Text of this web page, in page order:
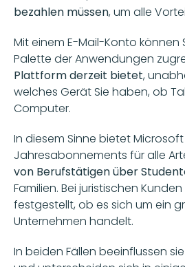
bezahlen müssen, um alle
Mit einem E-Mail-Konto
Palette der Anwendungen
Plattform derzeit bietet,
welches Gerät Sie haben, ob
Computer.
In diesem Sinne bietet
von Berufstätigen über
Familien. Bei juristischen
festgestellt, ob es sich um ein
Unternehmen handelt.
In beiden Fällen beeinflussen